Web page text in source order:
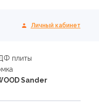
Личный кабинет
плиты
Sander